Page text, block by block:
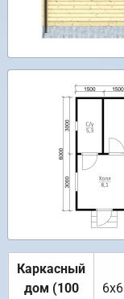
Каркасный
дом (100
6х6